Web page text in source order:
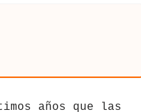
años que las